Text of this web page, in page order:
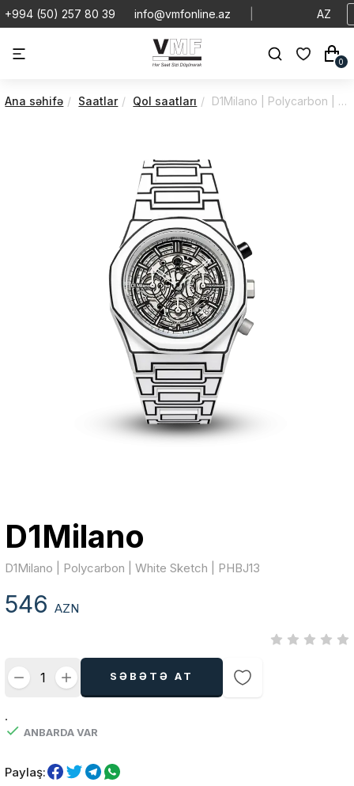
+994 (50) 257 80 39 info@vmfonline.az AZ
0
Ana səhifə Saatlar Qol saatları D1Milano | Polycarbon | White Sketch | PHBJ13
D1Milano
D1Milano | Polycarbon | White Sketch | PHBJ13
546AZN
SƏBƏTƏ AT
.
ANBARDA VAR
Paylaş: